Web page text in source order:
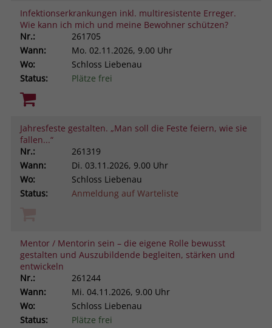
Infektionserkrankungen inkl. multiresistente Erreger.
Wie kann ich mich und meine Bewohner schützen?
Nr.:
261705
Wann:
Mo. 02.11.2026, 9.00 Uhr
Wo:
Schloss Liebenau
Status:
Plätze frei
Jahresfeste gestalten. „Man soll die Feste feiern, wie sie
fallen...“
Nr.:
261319
Wann:
Di. 03.11.2026, 9.00 Uhr
Wo:
Schloss Liebenau
Status:
Anmeldung auf Warteliste
Mentor / Mentorin sein – die eigene Rolle bewusst
gestalten und Auszubildende begleiten, stärken und
entwickeln
Nr.:
261244
Wann:
Mi. 04.11.2026, 9.00 Uhr
Wo:
Schloss Liebenau
Status:
Plätze frei